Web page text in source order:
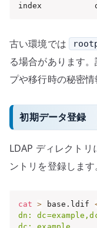
index
古い環境では
る場合があります
プや移行時の秘密情
初期データ登録
LDAP ディレクト
ントリを登録します
cat > base.ldif
dn: